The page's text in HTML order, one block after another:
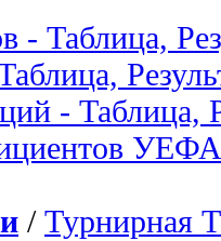
- Таблица,
- Таблица,
УЕФА
/ Турнирная